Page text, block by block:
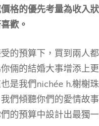
格的優先考量為收入
歡。
的預算下，買到兩人
倆的結婚大事增添上
是我們nichée h.榭榭
們傾聽你們的愛情故
的預算中設計出最獨